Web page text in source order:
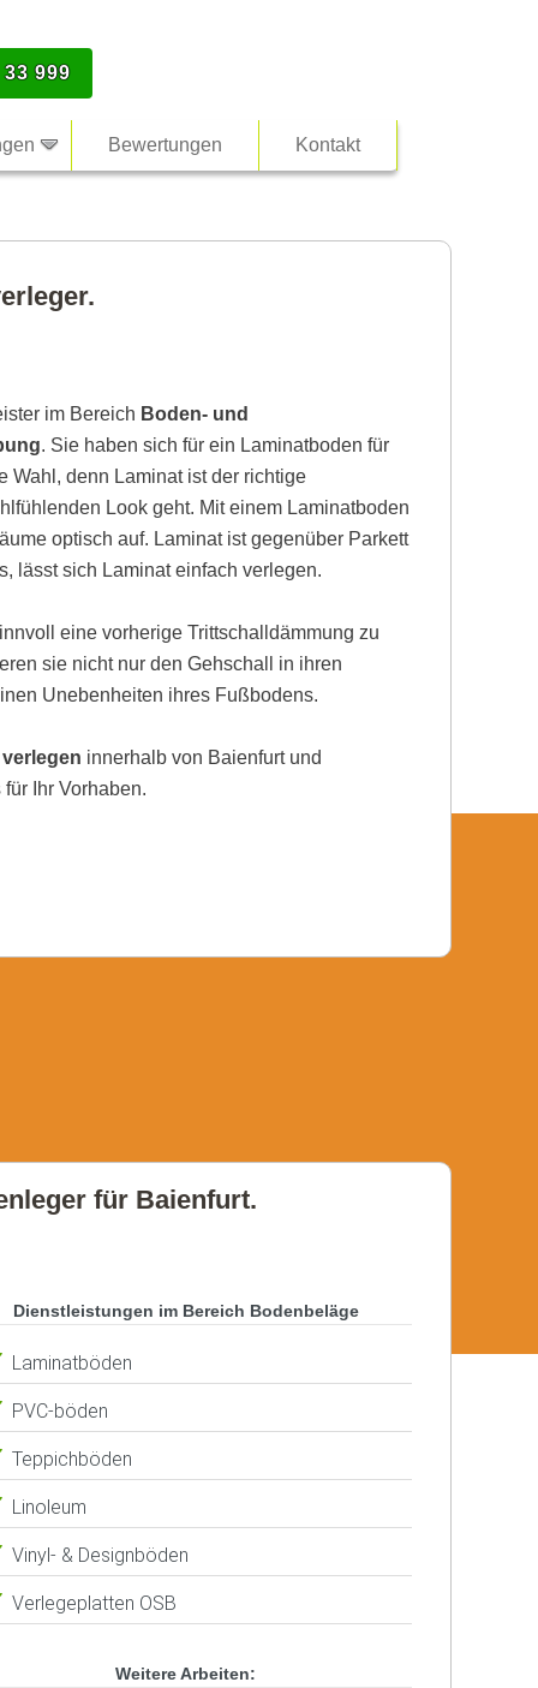
999
Bewertungen Kontakt
im Bereich Boden- und
. Sie haben sich für ein Laminatboden für
Wahl, denn Laminat ist der richtige
Look geht. Mit einem Laminatboden
optisch auf. Laminat ist gegenüber Parkett
lässt sich Laminat einfach verlegen.
eine vorherige Trittschalldämmung zu
sie nicht nur den Gehschall in ihren
Unebenheiten ihres Fußbodens.
innerhalb von Baienfurt und
Ihr Vorhaben.
für Baienfurt.
Dienstleistungen im Bereich Bodenbeläge
Laminatböden
PVC-böden
Teppichböden
Linoleum
Vinyl- & Designböden
Verlegeplatten OSB
Weitere Arbeiten: